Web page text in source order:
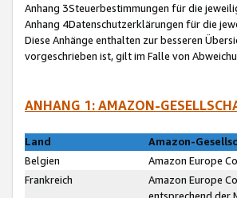
Anhang 3Steuerbestimmungen für die
Anhang 4Datenschutzerklärungen für die
Diese Anhänge enthalten zur besseren
vorgeschrieben ist, gilt im Falle von
ANHANG 1: AMAZON-
Land
Amazon-
Belgien
Amazon Europe
Frankreich
Amazon Europe